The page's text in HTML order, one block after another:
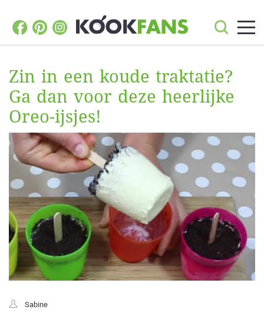
Zin in een koude traktatie?
Ga dan voor deze heerlijke
Oreo-ijsjes!
Sabine